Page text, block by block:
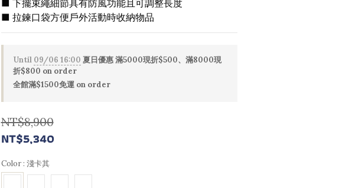
■ 下擺束繩細節具有防風功能且可調整長度
■ 拉鍊口袋方便戶外活動時收納物品
Until 09/06 16:00 夏日優惠 滿5000現折$500、滿8000現
折$800 on order
全館滿$1500免運 on order
NT$8,900
NT$5,340
Color : 淺卡其